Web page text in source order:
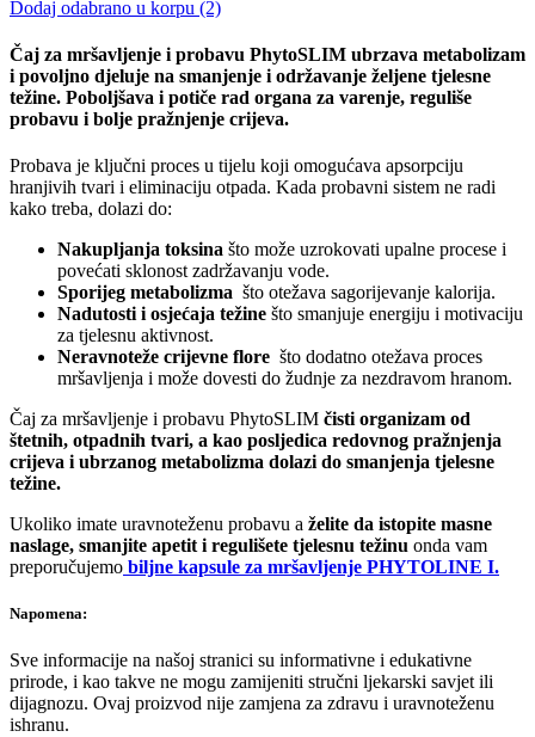
Dodaj odabrano u korpu (2)
Čaj za mršavljenje i probavu PhytoSLIM ubrzava metabolizam
i povoljno djeluje na smanjenje i održavanje željene tjelesne
težine. Poboljšava i potiče rad organa za varenje, reguliše
probavu i bolje pražnjenje crijeva.
Probava je ključni proces u tijelu koji omogućava apsorpciju
hranjivih tvari i eliminaciju otpada. Kada probavni sistem ne radi
kako treba, dolazi do:
Nakupljanja toksina što može uzrokovati upalne procese i
povećati sklonost zadržavanju vode.
Sporijeg metabolizma što otežava sagorijevanje kalorija.
Nadutosti i osjećaja težine što smanjuje energiju i motivaciju
za tjelesnu aktivnost.
Neravnoteže crijevne flore što dodatno otežava proces
mršavljenja i može dovesti do žudnje za nezdravom hranom.
Čaj za mršavljenje i probavu PhytoSLIM čisti organizam od
štetnih, otpadnih tvari, a kao posljedica redovnog pražnjenja
crijeva i ubrzanog metabolizma dolazi do smanjenja tjelesne
težine.
Ukoliko imate uravnoteženu probavu a želite da istopite masne
naslage, smanjite apetit i regulišete tjelesnu težinu onda vam
preporučujemo biljne kapsule za mršavljenje PHYTOLINE I.
Napomena:
Sve informacije na našoj stranici su informativne i edukativne
prirode, i kao takve ne mogu zamijeniti stručni ljekarski savjet ili
dijagnozu. Ovaj proizvod nije zamjena za zdravu i uravnoteženu
ishranu.